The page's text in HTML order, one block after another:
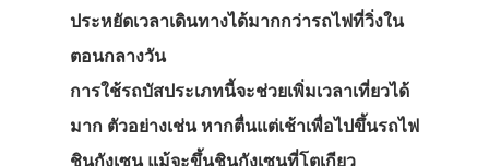
ประหยัดเวลาเดินทางได้มากกว่ารถไฟที่วิ่งใน
ตอนกลางวัน
การใช้รถบัสประเภทนี้จะช่วยเพิ่มเวลาเที่ยวได้
มาก ตัวอย่างเช่น หากตื่นแต่เช้าเพื่อไปขึ้นรถไฟ
ชินกังเซน แม้จะขึ้นชินกังเซนที่โตเกียว